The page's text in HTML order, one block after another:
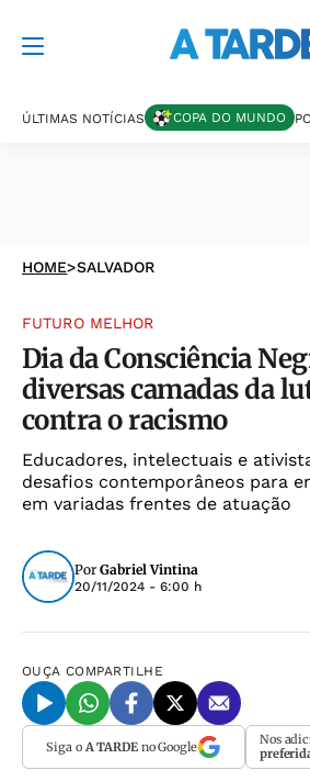
ÚLTIMAS NOTÍCIAS COPA DO MUNDO
HOME>SALVADOR
FUTURO MELHOR
Dia da Consciência
diversas camadas da
contra o racismo
Educadores, intelectuais e
desafios contemporâneos para
em variadas frentes de atuação
Por Gabriel Vintina
20/11/2024 - 6:00 h
OUÇA COMPARTILHE
Siga o A TARDEno Google Nos